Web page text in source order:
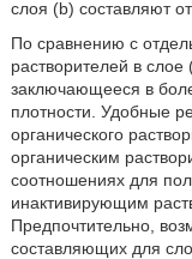
слоя (b) составляют
По сравнению с
растворителей в
заключающееся в
плотности. Удобные
органического
органическим
соотношениях для
инактивирующим
Предпочтительно,
составляющих для